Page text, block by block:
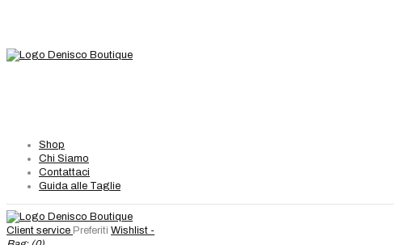
Shop
Chi Siamo
Contattaci
Guida alle Taglie
Client service Preferiti Wishlist -